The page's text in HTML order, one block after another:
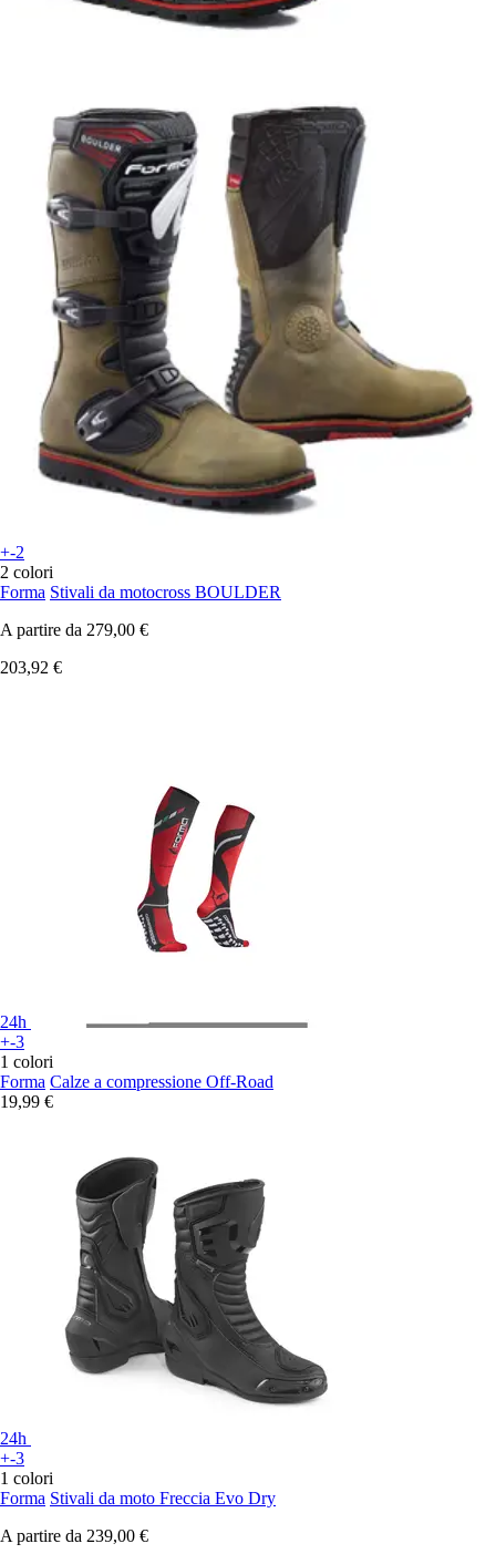
+-2
2 colori
Forma Stivali da motocross BOULDER
A partire da 279,00 €
203,92 €
24h
+-3
1 colori
Forma Calze a compressione Off-Road
19,99 €
24h
+-3
1 colori
Forma Stivali da moto Freccia Evo Dry
A partire da 239,00 €